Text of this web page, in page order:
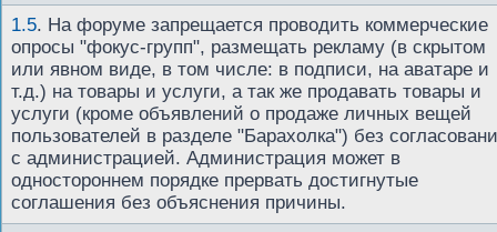
1.5. На форуме запрещается проводить коммерческие
опросы "фокус-групп", размещать рекламу (в скрытом
или явном виде, в том числе: в подписи, на аватаре и
т.д.) на товары и услуги, а так же продавать товары и
услуги (кроме объявлений о продаже личных вещей
пользователей в разделе "Барахолка") без
с администрацией. Администрация может в
одностороннем порядке прервать достигнутые
соглашения без объяснения причины.